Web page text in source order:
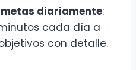
diariamente:
cada día a
con detalle.